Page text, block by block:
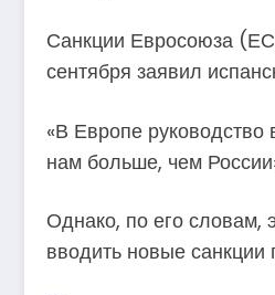
Санкции Евросоюза
сентября заявил
«В Европе руководство
нам больше, чем
Однако, по его словам,
вводить новые санкции